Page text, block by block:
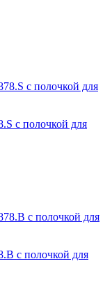
с полочкой для
с полочкой для